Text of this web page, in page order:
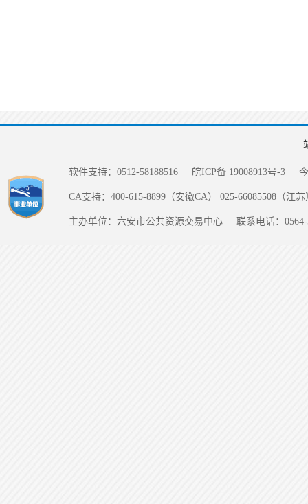
软件支持：0512-58188516 皖ICP备 19008913号-3
CA支持：400-615-8899（安徽CA） 025-66085508（江
主办单位：六安市公共资源交易中心 联系电话：0564-